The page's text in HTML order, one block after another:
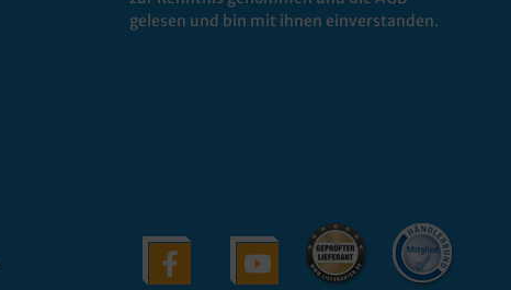
gelesen und bin mit ihnen einverstanden.